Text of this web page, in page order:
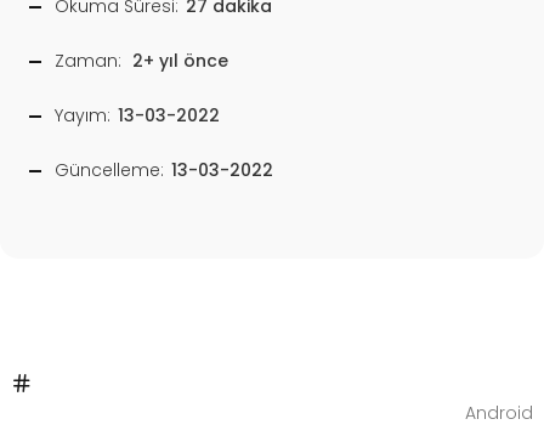
Okuma Süresi: 27 dakika
Zaman: 2+ yıl önce
Yayım: 13-03-2022
Güncelleme: 13-03-2022
Android